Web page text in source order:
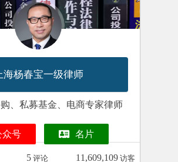
海杨春宝一级律师
、私募基金、电商专家律师
众号 名片
5 评论 11,609,109 访客